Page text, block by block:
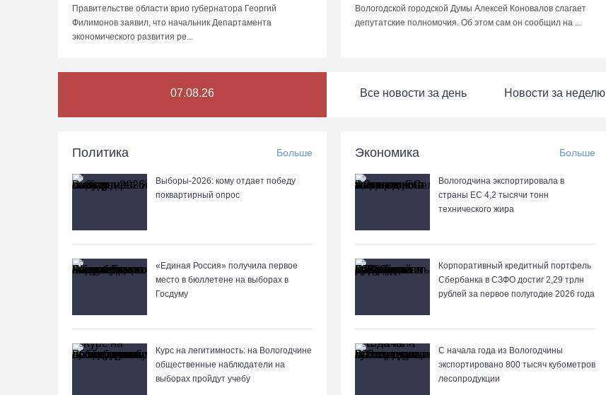
Правительстве области врио губернатора Георгий
Филимонов заявил, что начальник Департамента
экономического развития ре...
Вологодской городской Думы Алексей Коновалов слагает
депутатские полномочия. Об этом сам он сообщил на ...
07.08.26 Все новости за день Новости за неделю
Политика Больше
Выборы-2026: кому отдает победу
поквартирный опрос
«Единая Россия» получила первое
место в бюллетене на выборах в
Госдуму
Курс на легитимность: на Вологодчине
общественные наблюдатели на
выборах пройдут учебу
Экономика Больше
Вологодчина экспортировала в
страны ЕС 4,2 тысячи тонн
технического жира
Корпоративный кредитный портфель
Сбербанка в СЗФО достиг 2,29 трлн
рублей за первое полугодие 2026 года
С начала года из Вологодчины
экспортировано 800 тысяч кубометров
лесопродукции